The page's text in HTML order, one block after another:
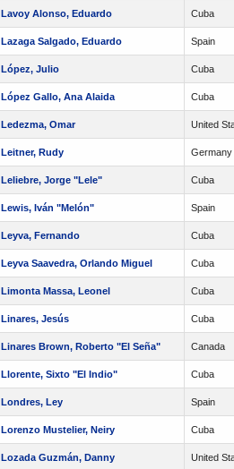
Lavoy Alonso, Eduardo Cuba
Lazaga Salgado, Eduardo Spain
López, Julio Cuba
López Gallo, Ana Alaida Cuba
Ledezma, Omar United
Leitner, Rudy Germany
Leliebre, Jorge "Lele" Cuba
Lewis, Iván "Melón" Spain
Leyva, Fernando Cuba
Leyva Saavedra, Orlando Miguel Cuba
Limonta Massa, Leonel Cuba
Linares, Jesús Cuba
Linares Brown, Roberto "El Seña" Canada
Llorente, Sixto "El Indio" Cuba
Londres, Ley Spain
Lorenzo Mustelier, Neiry Cuba
Lozada Guzmán, Danny United